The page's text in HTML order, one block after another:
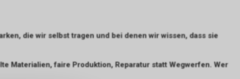
die wir selbst tragen und bei denen wir wissen, dass sie
Materialien, faire Produktion, Reparatur statt Wegwerfen. Wer